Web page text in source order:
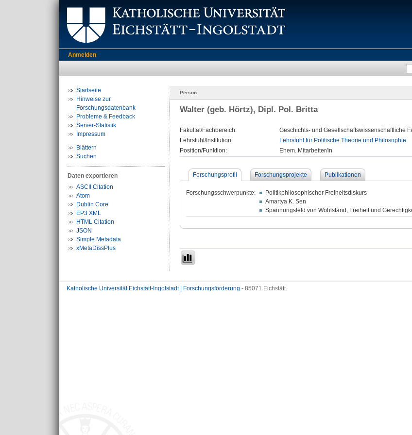
Anmelden
Startseite
Hinweise zur
Forschungsdatenbank
Probleme & Feedback
Server-Statistik
Impressum
Blättern
Suchen
Daten exportieren
ASCII Citation
Atom
Dublin Core
EP3 XML
HTML Citation
JSON
Simple Metadata
xMetaDissPlus
Person
Walter (geb. Hörtz), Dipl. Pol. Britta
Fakultät/Fachbereich:
Geschichts- und Gesellschaftswissenschaftliche
Lehrstuhl/Institution:
Lehrstuhl für Politische Theorie und Philosophie
Position/Funktion:
Ehem. Mitarbeiter/in
Forschungsprofil Forschungsprojekte Publikationen
Forschungsschwerpunkte:
Politikphilosophischer Freiheitsdiskurs
Amartya K. Sen
Spannungsfeld von Wohlstand, Freiheit und
Katholische Universität Eichstätt-Ingolstadt | Forschungsförderung - 85071 Eichstätt